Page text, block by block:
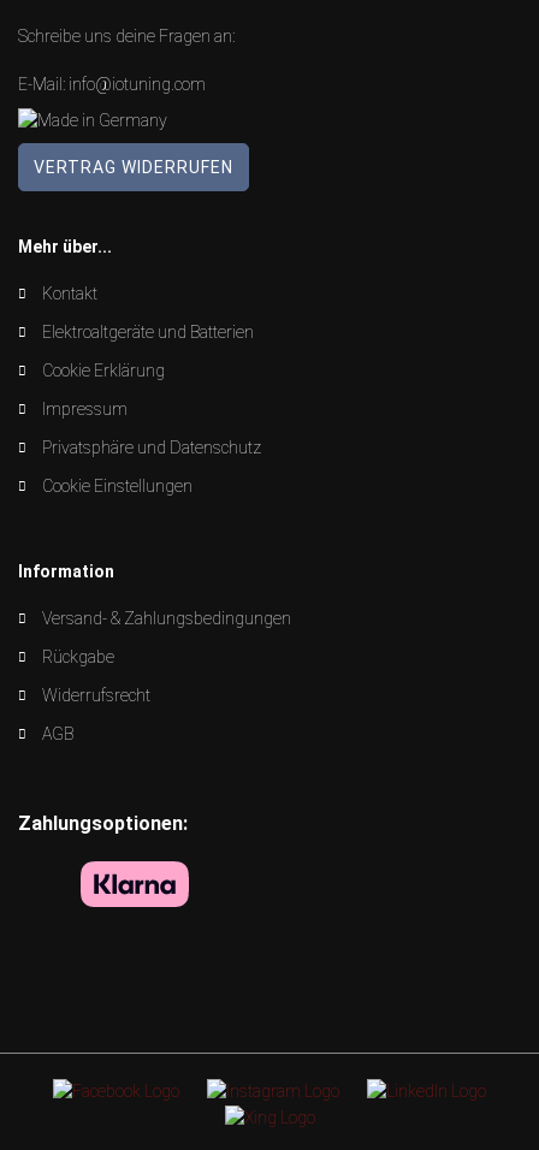
Schreibe uns deine Fragen an:
E-Mail: info@iotuning.com
VERTRAG WIDERRUFEN
Mehr über...
Kontakt
Elektroaltgeräte und Batterien
Cookie Erklärung
Impressum
Privatsphäre und Datenschutz
Cookie Einstellungen
Information
Versand- & Zahlungsbedingungen
Rückgabe
Widerrufsrecht
AGB
Zahlungsoptionen: